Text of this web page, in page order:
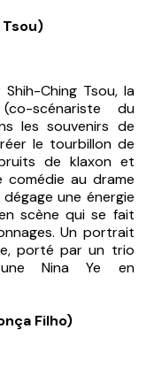
Ching Tsou, la
scénariste du
les souvenirs de
le tourbillon de
de klaxon et
comédie au drame
dégage une énergie
scène qui se fait
Un portrait
porté par un trio
Nina Ye en
Filho)